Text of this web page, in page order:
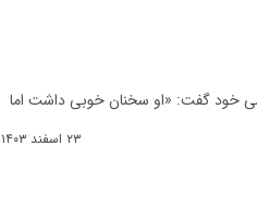
خود گفت: «او سخنان خوبی داشت اما
۲۳ اسفند ۱۴۰۳